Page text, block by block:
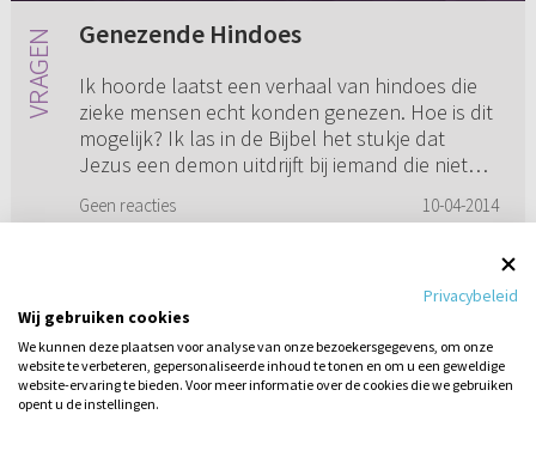
Genezende Hindoes
Ik hoorde laatst een verhaal van hindoes die
zieke mensen echt konden genezen. Hoe is dit
mogelijk? Ik las in de Bijbel het stukje dat
Jezus een demon uitdrijft bij iemand die niet
Geen reacties 10-04-2014
Privacybeleid
Wij gebruiken cookies
We kunnen deze plaatsen voor analyse van onze bezoekersgegevens, om onze
website te verbeteren, gepersonaliseerde inhoud te tonen en om u een geweldige
website-ervaring te bieden. Voor meer informatie over de cookies die we gebruiken
opent u de instellingen.